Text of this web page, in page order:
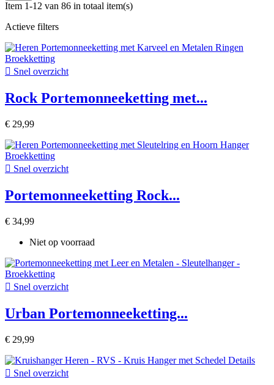
Item 1-12 van 86 in totaal item(s)
Actieve filters
 Snel overzicht
Rock Portemonneeketting met...
€ 29,99
 Snel overzicht
Portemonneeketting Rock...
€ 34,99
Niet op voorraad
 Snel overzicht
Urban Portemonneeketting...
€ 29,99
 Snel overzicht